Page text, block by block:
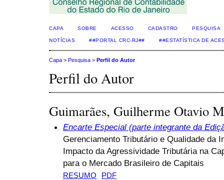
CAPA SOBRE ACESSO CADASTRO PESQUISA
NOTÍCIAS ##PORTAL CRC-RJ## ##ESTATÍSTICA DE
Capa > Pesquisa > Perfil do Autor
Perfil do Autor
Guimarães, Guilherme Otavio
Encarte Especial (parte integrante da
Gerenciamento Tributário e Qualidade da
Impacto da Agressividade Tributária na
para o Mercado Brasileiro de Capitais
RESUMO PDF